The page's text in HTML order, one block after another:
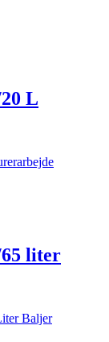
L
liter
Baljer